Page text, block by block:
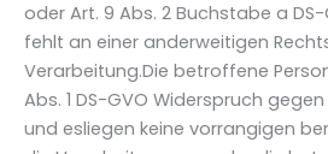
oder Art. 9 Abs. 2 Buchstabe a
fehlt an einer anderweitigen
Verarbeitung.Die betroffene
Abs. 1 DS-GVO Widerspruch
und esliegen keine vorrangigen